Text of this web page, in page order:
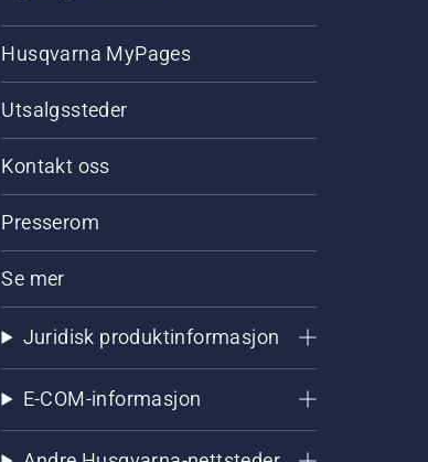
Husqvarna MyPages
Utsalgssteder
Kontakt oss
Presserom
Se mer
Juridisk produktinformasjon
E-COM-informasjon